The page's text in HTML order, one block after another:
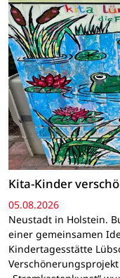
Kita-Kinder
05.08.2026
Neustadt in Holstein.
einer gemeinsamen
Kindertagesstätte